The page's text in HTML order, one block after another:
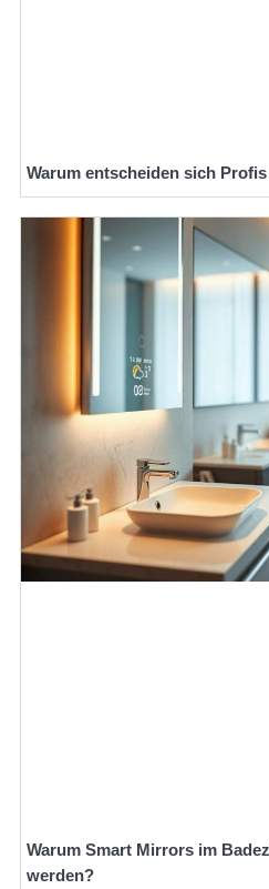
Warum entscheiden sich
Warum Smart Mirrors im
werden?